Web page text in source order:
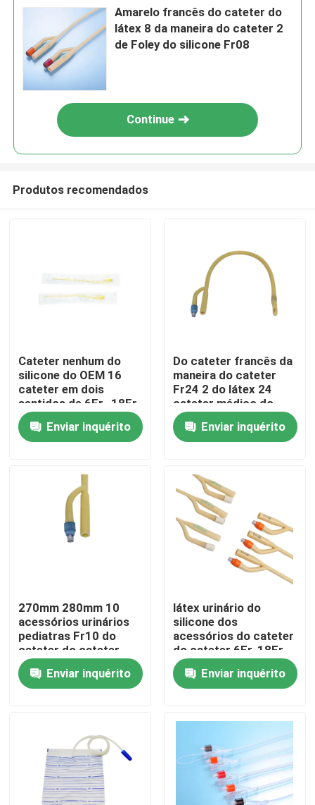
Casa
Produtos
Quem Somos
Fale Conosco
Pedir um orçamento
Bujão de borracha médico
Atuador de borracha da seringa
Amarelo francês do cateter do
látex 8 da maneira do cateter 2
de Foley do silicone Fr08
Continue
Produtos recomendados
Cateter nenhum do
silicone do OEM 16
cateter em dois
sentidos de 6Fr -18Fr
Foley
Enviar inquérito
Do cateter francês da
maneira do cateter
Fr24 2 do látex 24
cateter médico do
silicone de Foley
Enviar inquérito
270mm 280mm 10
acessórios urinários
pediatras Fr10 do
cateter do cateter
francês
Enviar inquérito
látex urinário do
silicone dos
acessórios do cateter
do cateter 6Fr-18Fr
interno masculino
Enviar inquérito